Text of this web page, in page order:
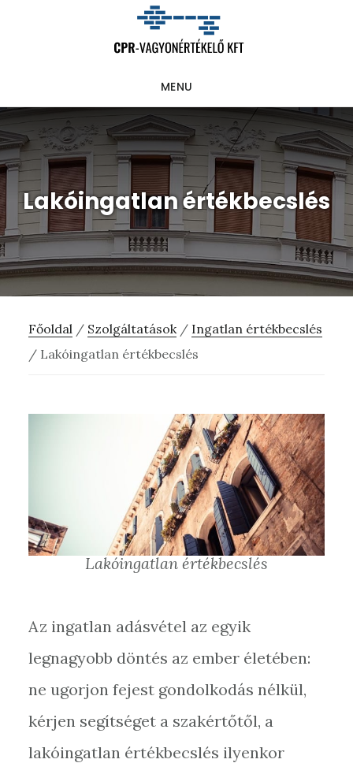
content
oldalsávhoz
MENU
Lakóingatlan értékbecslés
Főoldal / Szolgáltatások / Ingatlan értékbecslés
/Lakóingatlan értékbecslés
Lakóingatlan értékbecslés
Az ingatlan adásvétel az egyik
legnagyobb döntés az ember életében:
ne ugorjon fejest gondolkodás nélkül,
kérjen segítséget a szakértőtől, a
lakóingatlan értékbecslés ilyenkor